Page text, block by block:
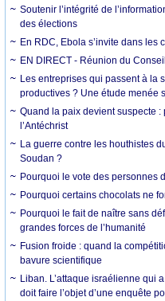
Soutenir l’intégrité de
des élections
En RDC, Ebola s’invite dans les
EN DIRECT - Réunion du
Les entreprises qui passent à la
productives ? Une étude menée
Quand la paix devient suspecte
l’Antéchrist
La guerre contre les houthistes
Soudan ?
Pourquoi le vote des personnes
Pourquoi certains chocolats ne
Pourquoi le fait de naître sans
grandes forces de l’humanité
Fusion froide : quand la
bavure scientifique
Liban. L’attaque israélienne qui
doit faire l’objet d’une enquête